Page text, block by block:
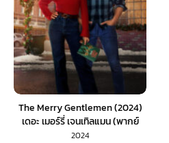
The Merry Gentlemen (2024)
เดอะ เมอร์รี่ เจนเทิลแมน (พากย์
ไทย)
2024